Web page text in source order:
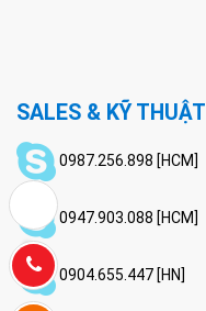
SALES & KỸ THUẬT
0987.256.898 [HCM]
0947.903.088 [HCM]
0904.655.447 [HN]
Hotline:
0772220288